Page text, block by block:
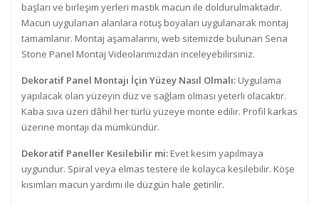
başları ve birleşim yerleri mastik macun ile doldurulmaktadır.
Macun uygulanan alanlara rötuş boyaları uygulanarak montaj
tamamlanır. Montaj aşamalarını, web sitemizde bulunan Sena
Stone Panel Montaj Videolarımızdan inceleyebilirsiniz.
Dekoratif Panel Montajı İçin Yüzey Nasıl Olmalı: Uygulama
yapılacak olan yüzeyin düz ve sağlam olması yeterli olacaktır.
Kaba sıva üzeri dâhil her türlü yüzeye monte edilir. Profil karkas
üzerine montajı da mümkündür.
Dekoratif Paneller Kesilebilir mi: Evet kesim yapılmaya
uygundur. Spiral veya elmas testere ile kolayca kesilebilir. Köşe
kısımları macun yardımı ile düzgün hale getirilir.